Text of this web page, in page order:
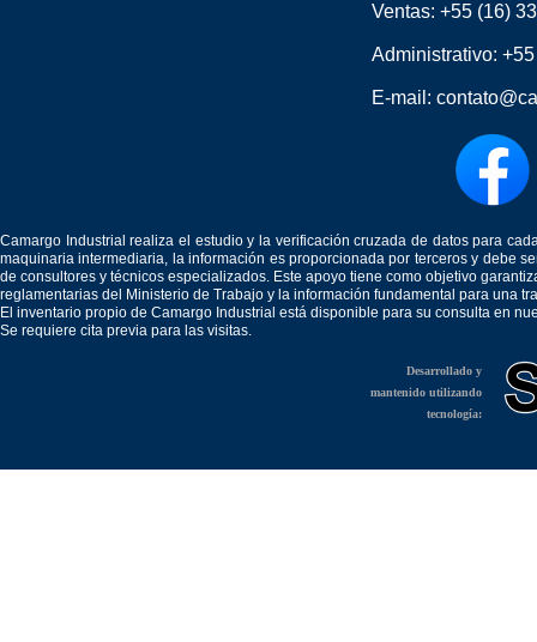
Ventas: +55 (16)
Administrativo:
E-mail:
Camargo Industrial realiza el estudio y la verificación cruzada de datos para
maquinaria intermediaria, la información es proporcionada por terceros y debe
de consultores y técnicos especializados. Este apoyo tiene como objetivo
reglamentarias del Ministerio de Trabajo y la información fundamental para una
El inventario propio de Camargo Industrial está disponible para su consulta en
Se requiere cita previa para las visitas.
Desarrollado y
mantenido utilizando
tecnología: